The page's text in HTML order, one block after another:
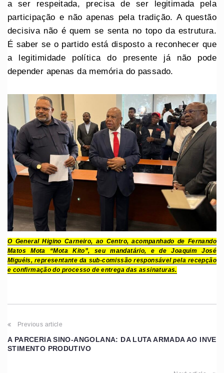
a ser respeitada, precisa de ser legitimada pela
participação e não apenas pela tradição. A questão
decisiva não é quem se senta no topo da estrutura.
É saber se o partido está disposto a reconhecer que
a legitimidade política do presente já não pode
depender apenas da memória do passado.
O General Higino Carneiro, ao Centro, acompanhado de Fernando
Matos Mota “Mota Kito”, seu mandatário, e de Joaquim José
Miguéis, representante da sub-comissão responsável pela recepção
e confirmação do processo de entrega das assinaturas.
Previous article
A PARCERIA SINO-ANGOLANA: DA LUTA ARMADA AO INVE
STIMENTO PRODUTIVO